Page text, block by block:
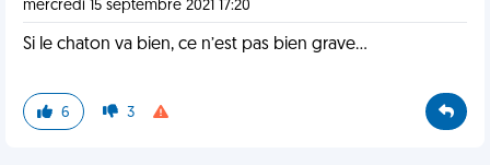
mercredi 15 septembre 2021 17:20
Si le chaton va bien, ce n’est pas bien grave…
6 3